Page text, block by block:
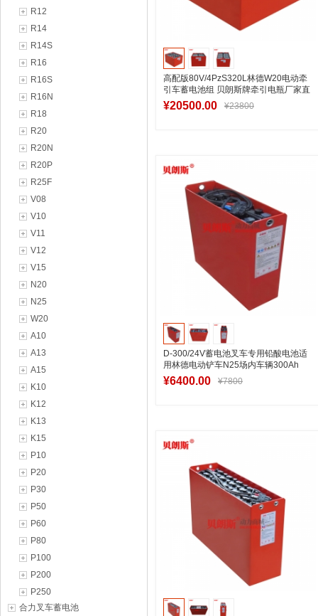
R12
R14
R14S
R16
R16S
R16N
R18
R20
R20N
R20P
R25F
V08
V10
V11
V12
V15
N20
N25
W20
A10
A13
A15
K10
K12
K13
K15
P10
P20
P30
P50
P60
P80
P100
P200
P250
合力叉车蓄电池
高配版80V/4PzS320L林德W20电动牵
引车蓄电池组 贝朗斯牌牵引电瓶厂家直
销
¥20500.00 ¥23800
D-300/24V蓄电池叉车专用铅酸电池适
用林德电动铲车N25场内车辆300Ah
¥6400.00 ¥7800